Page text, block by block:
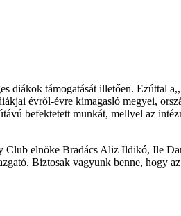
diákok támogatását illetően. Ezúttal
évről-évre kimagasló megyei,
befektetett munkát, mellyel az
Club elnöke Bradács Aliz Ildikó, Ile
Biztosak vagyunk benne, hogy